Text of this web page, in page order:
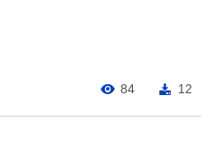
84 12